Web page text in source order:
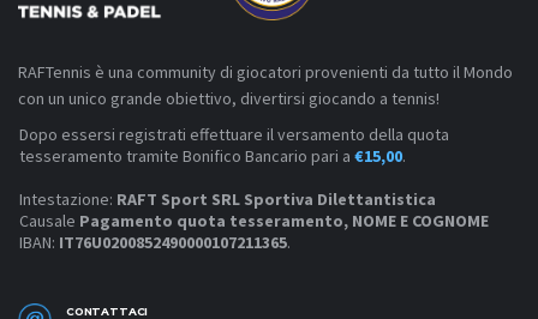
RAFTennis è una community di giocatori provenienti da tutto il Mondo
con un unico grande obiettivo, divertirsi giocando a tennis!
Dopo essersi registrati effettuare il versamento della quota
tesseramento tramite Bonifico Bancario pari a €15,00.
Intestazione: RAFT Sport SRL Sportiva Dilettantistica
Causale Pagamento quota tesseramento, NOME E COGNOME
IBAN: IT76U0200852490000107211365.
CONTATTACI